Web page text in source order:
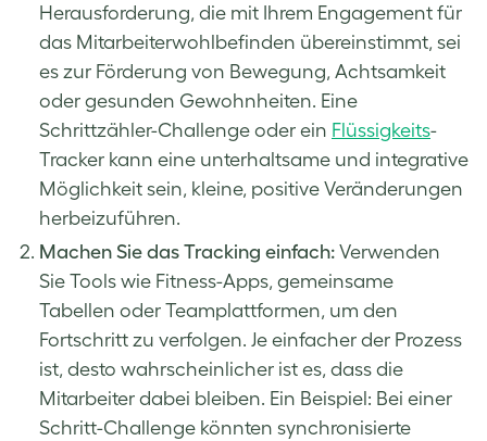
Herausforderung, die mit Ihrem Engagement für
das Mitarbeiterwohlbefinden übereinstimmt, sei
es zur Förderung von Bewegung, Achtsamkeit
oder gesunden Gewohnheiten. Eine
Schrittzähler-Challenge oder ein Flüssigkeits-
Tracker kann eine unterhaltsame und integrative
Möglichkeit sein, kleine, positive Veränderungen
herbeizuführen.
Machen Sie das Tracking einfach: Verwenden
Sie Tools wie Fitness-Apps, gemeinsame
Tabellen oder Teamplattformen, um den
Fortschritt zu verfolgen. Je einfacher der Prozess
ist, desto wahrscheinlicher ist es, dass die
Mitarbeiter dabei bleiben. Ein Beispiel: Bei einer
Schritt-Challenge könnten synchronisierte